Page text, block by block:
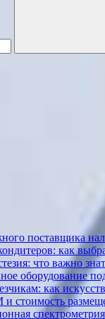
поставщика
как
что важно
оборудование
как
стоимость